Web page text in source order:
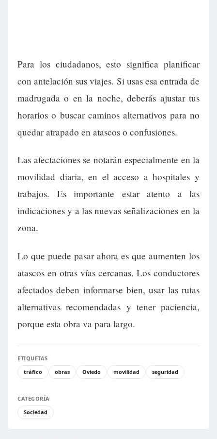
Para los ciudadanos, esto significa planificar
con antelación sus viajes. Si usas esa entrada de
madrugada o en la noche, deberás ajustar tus
horarios o buscar caminos alternativos para no
quedar atrapado en atascos o confusiones.
Las afectaciones se notarán especialmente en la
movilidad diaria, en el acceso a hospitales y
trabajos. Es importante estar atento a las
indicaciones y a las nuevas señalizaciones en la
zona.
Lo que puede pasar ahora es que aumenten los
atascos en otras vías cercanas. Los conductores
afectados deben informarse bien, usar las rutas
alternativas recomendadas y tener paciencia,
porque esta obra va para largo.
ETIQUETAS
tráfico
obras Oviedo movilidad seguridad
CATEGORÍA
Sociedad